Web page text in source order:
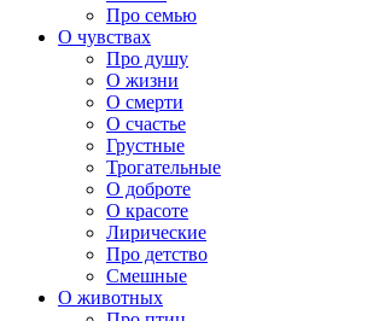
Про семью
О чувствах
Про душу
О жизни
О смерти
О счастье
Грустные
Трогательные
О доброте
О красоте
Лирические
Про детство
Смешные
О животных